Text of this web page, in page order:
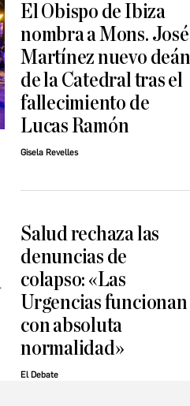
El Obispo de Ibiza
nombra a Mons. José
Martínez nuevo deán
de la Catedral tras el
fallecimiento de
Lucas Ramón
Gisela Revelles
Salud rechaza las
denuncias de
colapso: «Las
Urgencias funcionan
con absoluta
normalidad»
El Debate